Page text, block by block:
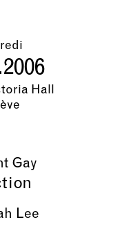
Hall
Gay
Lee